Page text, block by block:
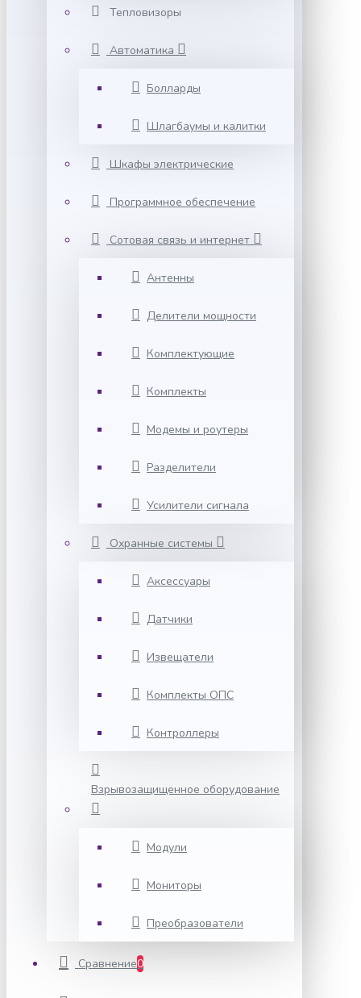
Тепловизоры
Автоматика
Болларды
Шлагбаумы и калитки
Шкафы электрические
Программное обеспечение
Сотовая связь и интернет
Антенны
Делители мощности
Комплектующие
Комплекты
Модемы и роутеры
Разделители
Усилители сигнала
Охранные системы
Аксессуары
Датчики
Извещатели
Комплекты ОПС
Контроллеры
Взрывозащищенное оборудование
Модули
Мониторы
Преобразователи
Сравнение0